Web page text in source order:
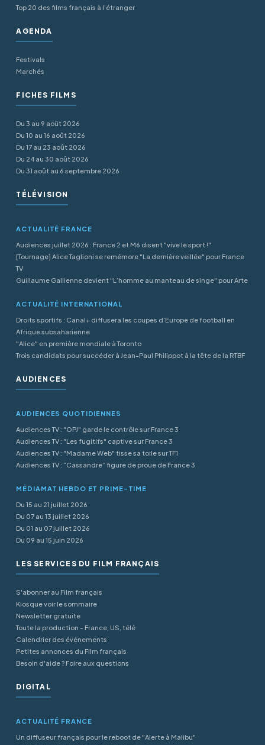
Top 20 des films français à l’étranger
AGENDA
Festivals
Marchés
FICHES FILMS
Du 3 au 9 août 2026
Du 10 au 16 août 2026
Du 17 au 23 août 2026
Du 24 au 30 août 2026
Du 31 août au 6 septembre 2026
TÉLÉVISION
ACTUALITÉ FRANCE
Audiences juillet 2026 : France 2 et M6 disent "vive le sport !"
[Tournage] Alice Taglioni se remémore "La dernière veillée" pour France
TV
Guillaume Gallienne devient "L’homme au manteau de singe" pour Arte
ACTUALITÉ INTERNATIONAL
Droits sportifs : Canal+ diffusera les coupes d’Europe de football en
Afrique subsaharienne
"Alice" en première mondiale à Toronto
Trois candidats pour succéder à Jean-Paul Philippot à la tête de la RTBF
AUDIENCES
AUDIENCES QUOTIDIENNES
Audiences TV : "OPJ" garde le contrôle sur France 3
Audiences TV : "Les fugitifs" captive sur France 3
Audiences TV : "Madame Web" tisse sa toile sur TF1
Audiences TV : “Cassandre” figure de proue de France 3
MÉDIAMAT HEBDO ET PRIME-TIME
Du 15 au 21 juillet 2026
Du 07 au 13 juillet 2026
Du 01 au 07 juillet 2026
Du 09 au 15 juin 2026
LES SERVICES DU FILM FRANÇAIS
S'abonner au Film français
Kiosque voir le sommaire
Newsletter gratuite
Toute la production - France, US, télé
Calendrier des événements
Petites annonces du Film français
Besoin d'aide ? Foire aux questions
DIGITAL
ACTUALITÉ FRANCE
Un diffuseur français pour le reboot de "Alerte à Malibu"